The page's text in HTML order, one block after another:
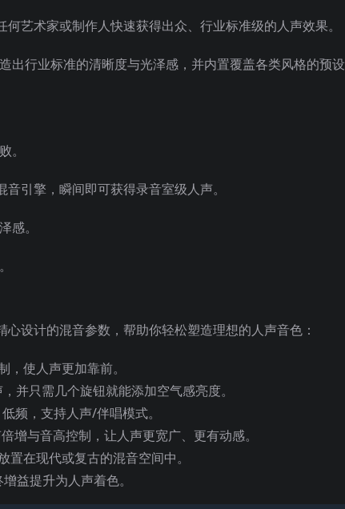
艺术家或制作人快速获得出众、行业标准级的人声效果。
出行业标准的清晰度与光泽感，并内置覆盖各类风格的预设
。
引擎，瞬间即可获得录音室级人声。
感。
设计的混音参数，帮助你轻松塑造理想的人声音色：
，使人声更加靠前。
并只需几个旋钮就能添加空气感亮度。
频，支持人声/伴唱模式。
增与音高控制，让人声更宽广、更有动感。
置在现代或复古的混音空间中。
益提升为人声着色。